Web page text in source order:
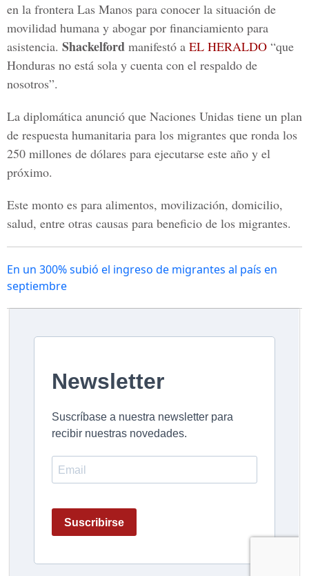
en la frontera Las Manos para conocer la situación de
movilidad humana y abogar por financiamiento para
asistencia. Shackelford manifestó a EL HERALDO “que
Honduras no está sola y cuenta con el respaldo de
nosotros”.
La diplomática anunció que Naciones Unidas tiene un plan
de respuesta humanitaria para los migrantes que ronda los
250 millones de dólares para ejecutarse este año y el
próximo.
Este monto es para alimentos, movilización, domicilio,
salud, entre otras causas para beneficio de los migrantes.
En un 300% subió el ingreso de migrantes al país en
septiembre